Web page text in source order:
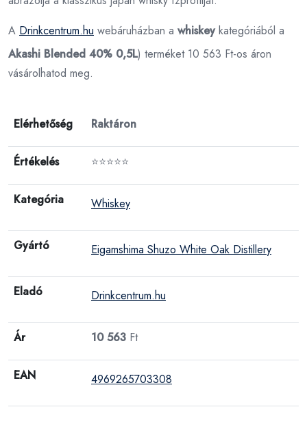
A Drinkcentrum.hu webáruházban a whiskeykategóriából a
Akashi Blended 40% 0,5L) terméket 10 563 Ft-os áron
vásárolhatod meg.
Elérhetőség Raktáron
Értékelés ⭐⭐⭐⭐⭐
Kategória Whiskey
Gyártó Eigamshima Shuzo White Oak Distillery
Eladó Drinkcentrum.hu
Ár 10 563 Ft
EAN 4969265703308